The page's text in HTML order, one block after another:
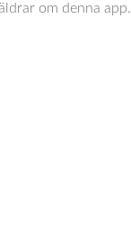
om denna app.